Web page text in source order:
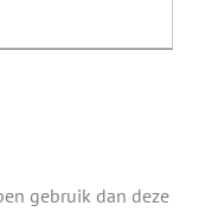
gebruik dan deze